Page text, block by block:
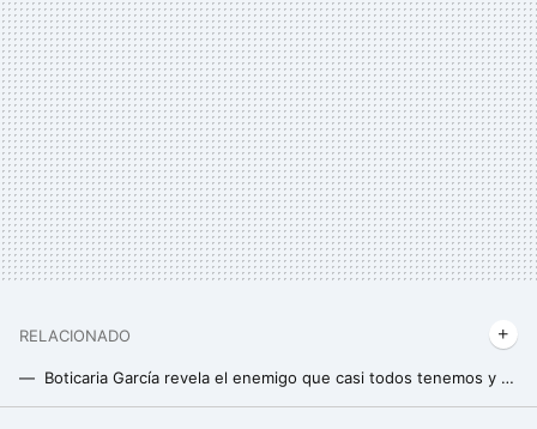
RELACIONADO
Boticaria García revela el enemigo que casi todos tenemos y nos impide adelgazar y despedirnos de la grasa acumulada